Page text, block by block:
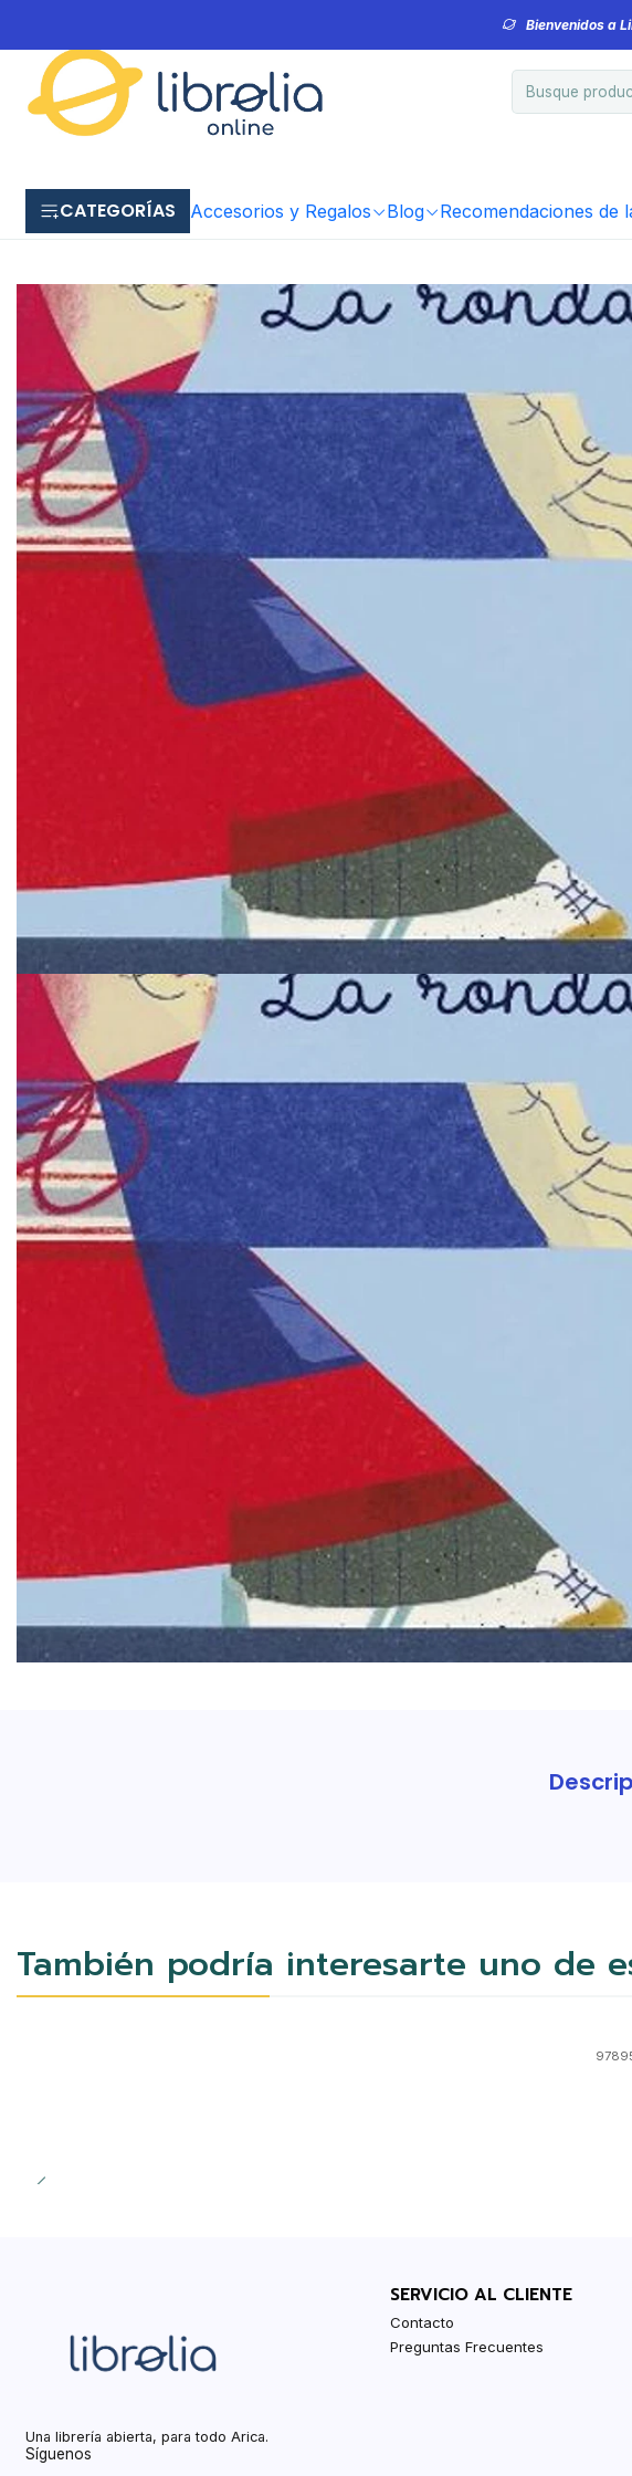
CATEGORÍAS Accesorios y Regalos Blog Recomendaciones de
Bienvenidos a
También podría interesarte uno de
Una librería abierta, para todo Arica.
Síguenos
SERVICIO AL CLIENTE
Contacto
Preguntas Frecuentes